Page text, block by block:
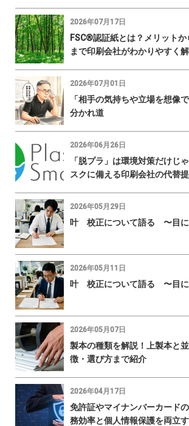
2026年07月17日
FSC®認証紙とは？メリット
まで印刷会社がわかりやすく
2026年07月01日
「相手の気持ちや立場を想像
分かれ道
2026年06月26日
「脱プラ」は環境対策だけじ
スクに備える印刷会社の代替
2026年05月29日
叶 校正について語る 〜目に
2026年05月11日
叶 校正について語る 〜目に
2026年05月07日
製本の種類を解説！上製本と
徴・選び方まで紹介
2026年04月17日
免許証やマイナンバーカード
務効率と個人情報保護を両立